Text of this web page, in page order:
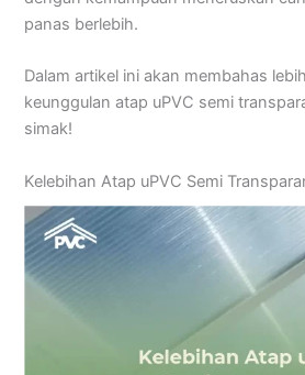
panas berlebih.
Dalam artikel ini akan membahas
keunggulan atap uPVC semi
simak!
Kelebihan Atap uPVC Semi